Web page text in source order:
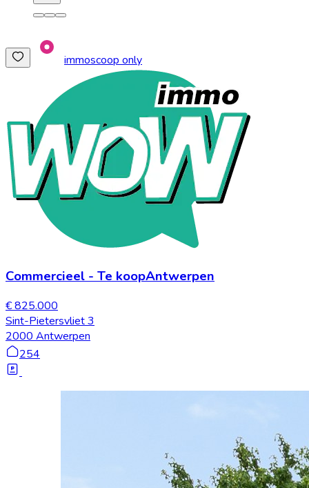
immoscoop only
Commercieel - Te koopAntwerpen
€ 825.000
Sint-Pietersvliet 3
2000 Antwerpen
254